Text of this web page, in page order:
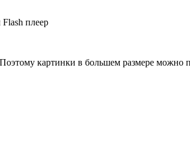
плеер
картинки в большем размере можно